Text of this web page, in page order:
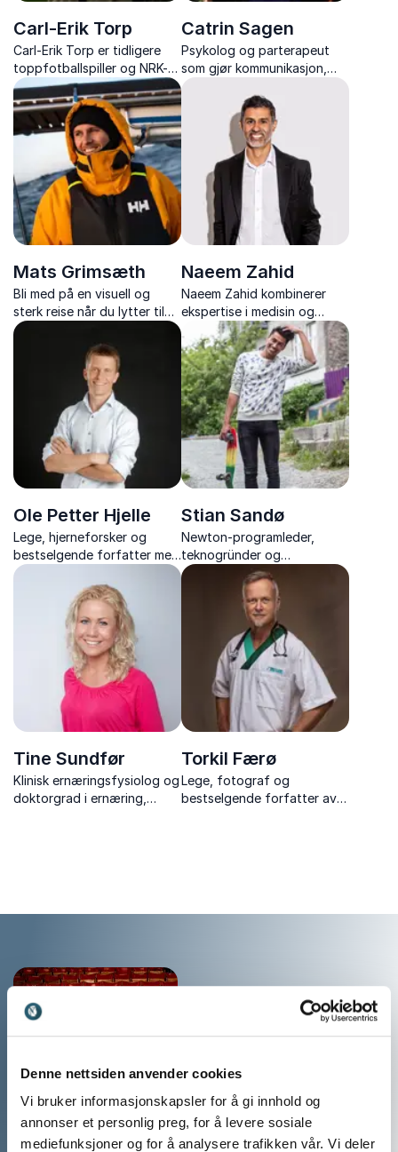
Denne nettsiden anvender cookies
Vi bruker informasjonskapsler for å gi innhold og
annonser et personlig preg, for å levere sosiale
mediefunksjoner og for å analysere trafikken vår. Vi deler
Carl-Erik Torp
Carl-Erik Torp er tidligere
toppfotballspiller og NRK-
ekspert som holder sterke
foredrag om motgang,
identitet og mestring etter
hjertestans.
Catrin Sagen
Psykolog og parterapeut
som gjør kommunikasjon,
relasjoner og
konflikthåndtering relevant
for hele arbeidslivet.
Mats Grimsæth
Bli med på en visuell og
sterk reise når du lytter til
Mats sin historie, en historie
som vil få deg til å le, gråte
og føle på hvordan livet
Naeem Zahid
Naeem Zahid kombinerer
ekspertise i medisin og
ledelse for å levere
innsiktsfulle og
engasjerende foredrag. Få
innsikt i hvordan teknologi
og AI kan revolusjonere
helsevesenet.
Ole Petter Hjelle
Lege, hjerneforsker og
bestselgende forfatter med
foredrag om betydningen
av fysisk aktivitet for
Stian Sandø
Newton-programleder,
teknogründer og
Kjendisfarmen-deltaker som
brenner for å gjøre
naturvitenskap spennende.
Tine Sundfør
Klinisk ernæringsfysiolog og
doktorgrad i ernæring,
Torkil Færø
Lege, fotograf og
bestselgende forfatter av